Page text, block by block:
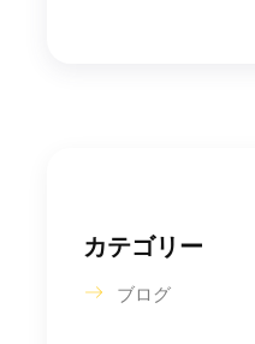
カテゴリー
ブログ